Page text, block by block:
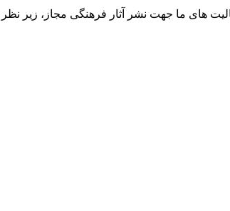
های ما جهت نشر آثار فرهنگی مجاز، زیر